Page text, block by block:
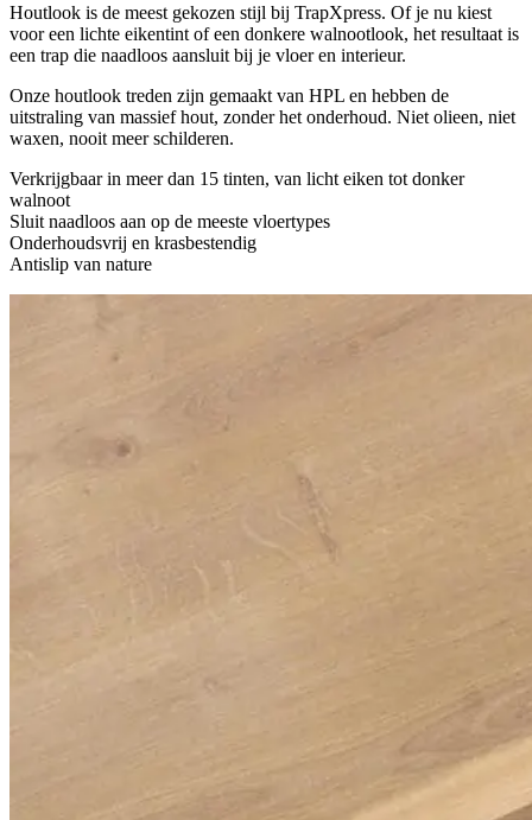
Houtlook is de meest gekozen stijl bij TrapXpress. Of je nu kiest
voor een lichte eikentint of een donkere walnootlook, het resultaat is
een trap die naadloos aansluit bij je vloer en interieur.
Onze houtlook treden zijn gemaakt van HPL en hebben de
uitstraling van massief hout, zonder het onderhoud. Niet olieen, niet
waxen, nooit meer schilderen.
Verkrijgbaar in meer dan 15 tinten, van licht eiken tot donker
walnoot
Sluit naadloos aan op de meeste vloertypes
Onderhoudsvrij en krasbestendig
Antislip van nature